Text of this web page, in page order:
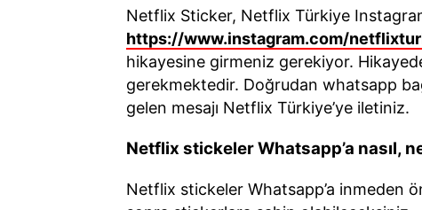
Netflix Sticker, Netflix Türkiye
https://www.instagram.com/
hikayesine girmeniz gerekiyor.
gerekmektedir. Doğrudan whatsapp
gelen mesajı Netflix Türkiye’ye iletiniz.
Netflix stickeler Whatsapp’a nasıl,
Netflix stickeler Whatsapp’a inmeden